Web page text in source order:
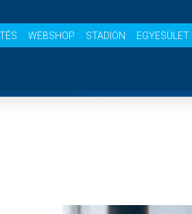
WEBSHOP STADION EGYESÜLET